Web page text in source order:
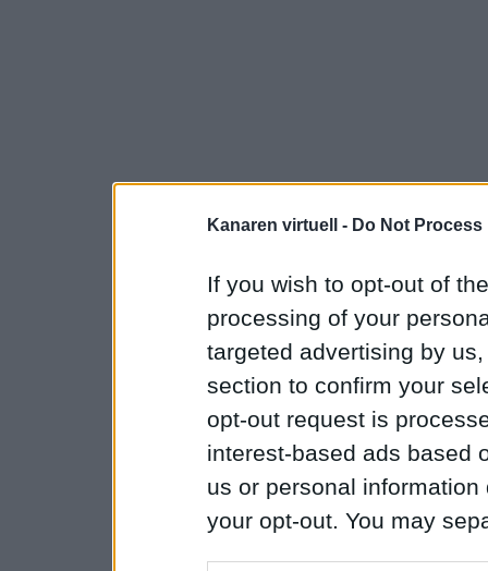
Kanaren virtuell - Do Not
If you wish to opt-out of
processing of your
targeted advertising by
section to confirm your
opt-out request is
interest-based ads based
us or personal
your opt-out. You may